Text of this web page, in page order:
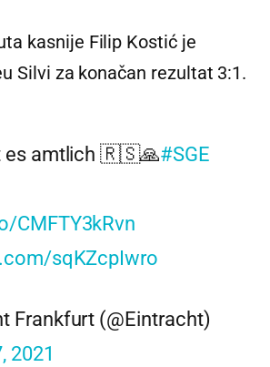
kasnije Filip Kostić je
Silvi za konačan rezultat 3:1.
es amtlich 🇷🇸🙏#SGE
CMFTY3kRvn
sqKZcpIwro
Frankfurt (@Eintracht)
2021